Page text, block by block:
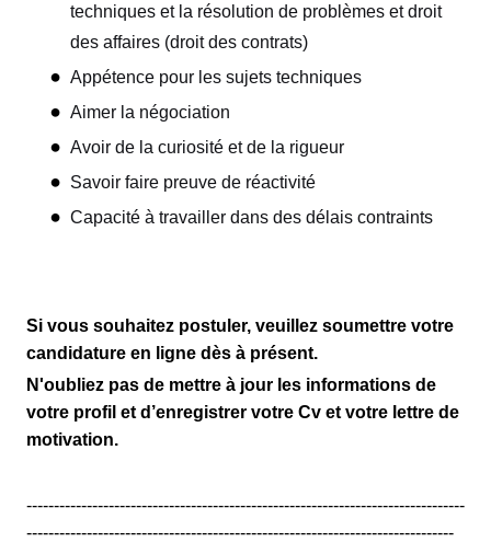
techniques et la résolution de problèmes et droit
des affaires (droit des contrats)
Appétence pour les sujets techniques
Aimer la négociation
Avoir de la curiosité et de la rigueur
Savoir faire preuve de réactivité
Capacité à travailler dans des délais contraints
Si vous souhaitez postuler, veuillez soumettre votre
candidature en ligne dès à présent.
N'oubliez pas de mettre à jour les informations de
votre profil et d’enregistrer votre Cv et votre lettre de
motivation.
--------------------------------------------------------------------------------
------------------------------------------------------------------------------